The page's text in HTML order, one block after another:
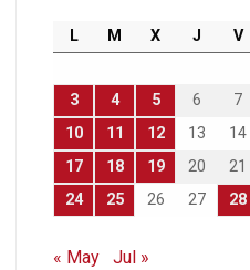
L M X J V
3
4 5 6 7
10
11 12 13 14
17
18 19 20 21
24
25 26 27 28
« May Jul »